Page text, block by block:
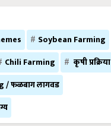
Soybean Farming
Chili Farming
कृषी प्रक्रिया
/ फळबाग लागवड